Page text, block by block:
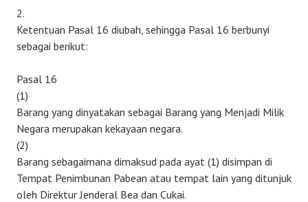
2.
Ketentuan Pasal 16 diubah, sehingga Pasal 16 berbunyi
sebagai berikut:
Pasal 16
(1)
Barang yang dinyatakan sebagai Barang yang Menjadi Milik
Negara merupakan kekayaan negara.
(2)
Barang sebagaimana dimaksud pada ayat (1) disimpan di
Tempat Penimbunan Pabean atau tempat lain yang ditunjuk
oleh Direktur Jenderal Bea dan Cukai.